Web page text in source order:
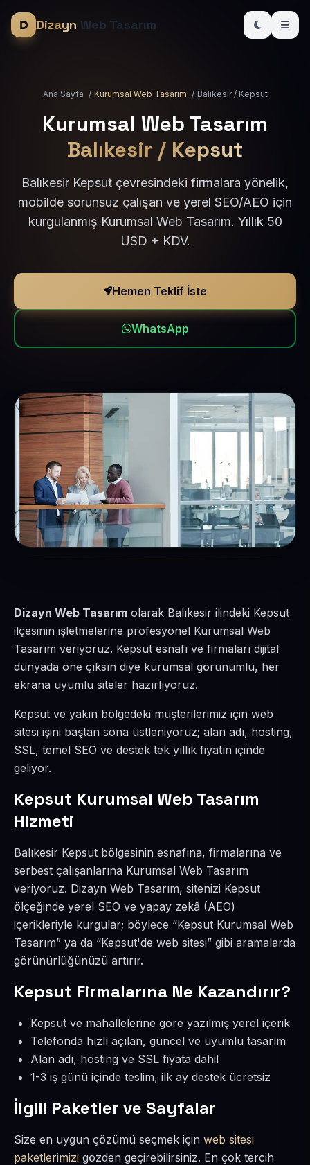
Dizayn Web Tasarım
Ana Sayfa / Kurumsal Web Tasarım / Balıkesir / Kepsut
Kurumsal Web Tasarım
Balıkesir / Kepsut
Balıkesir Kepsut çevresindeki firmalara yönelik,
mobilde sorunsuz çalışan ve yerel SEO/AEO için
kurgulanmış Kurumsal Web Tasarım. Yıllık 50
USD + KDV.
Hemen Teklif İste
WhatsApp
Dizayn Web Tasarım olarak Balıkesir ilindeki Kepsut
ilçesinin işletmelerine profesyonel Kurumsal Web
Tasarım veriyoruz. Kepsut esnafı ve firmaları dijital
dünyada öne çıksın diye kurumsal görünümlü, her
ekrana uyumlu siteler hazırlıyoruz.
Kepsut ve yakın bölgedeki müşterilerimiz için web
sitesi işini baştan sona üstleniyoruz; alan adı, hosting,
SSL, temel SEO ve destek tek yıllık fiyatın içinde
geliyor.
Kepsut Kurumsal Web Tasarım
Hizmeti
Balıkesir Kepsut bölgesinin esnafına, firmalarına ve
serbest çalışanlarına Kurumsal Web Tasarım
veriyoruz. Dizayn Web Tasarım, sitenizi Kepsut
ölçeğinde yerel SEO ve yapay zekâ (AEO)
içerikleriyle kurgular; böylece “Kepsut Kurumsal Web
Tasarım” ya da “Kepsut'de web sitesi” gibi aramalarda
görünürlüğünüzü artırır.
Kepsut Firmalarına Ne Kazandırır?
Kepsut ve mahallelerine göre yazılmış yerel içerik
Telefonda hızlı açılan, güncel ve uyumlu tasarım
Alan adı, hosting ve SSL fiyata dahil
1-3 iş günü içinde teslim, ilk ay destek ücretsiz
İlgili Paketler ve Sayfalar
Size en uygun çözümü seçmek için web sitesi
paketlerimizi gözden geçirebilirsiniz. En çok tercih